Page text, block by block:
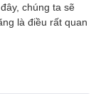
chúng ta sẽ
là điều rất quan